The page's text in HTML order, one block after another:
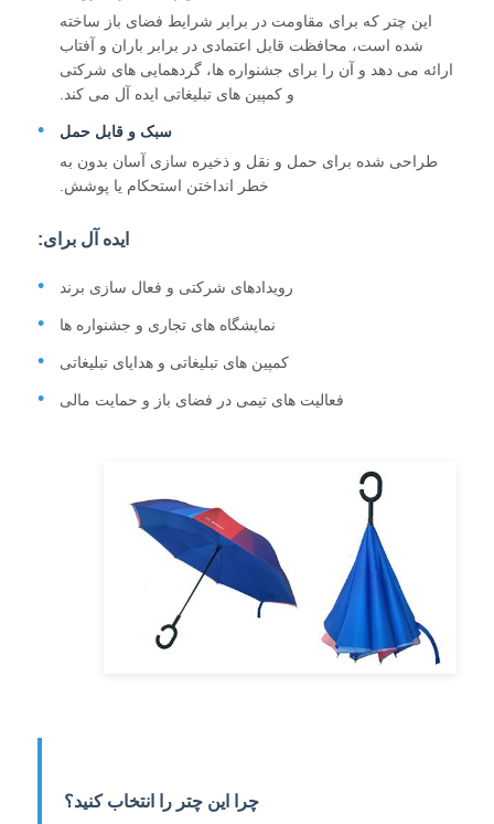
چترهای پیاده روی
چترهای برعکس
چترهای چوبی
چترهای مقاوم در برابر اشعه UV
چتر بچه گانه
این چتر که برای مقاومت در برابر شرایط فضای باز ساخته
شده است، محافظت قابل اعتمادی در برابر باران و آفتاب
ارائه می دهد و آن را برای جشنواره ها، گردهمایی های شرکتی
و کمپین های تبلیغاتی ایده آل می کند.
سبک و قابل حمل
طراحی شده برای حمل و نقل و ذخیره سازی آسان بدون به
خطر انداختن استحکام یا پوشش.
ایده آل برای:
رویدادهای شرکتی و فعال سازی برند
نمایشگاه های تجاری و جشنواره ها
کمپین های تبلیغاتی و هدایای تبلیغاتی
فعالیت های تیمی در فضای باز و حمایت مالی
چرا این چتر را انتخاب کنید؟